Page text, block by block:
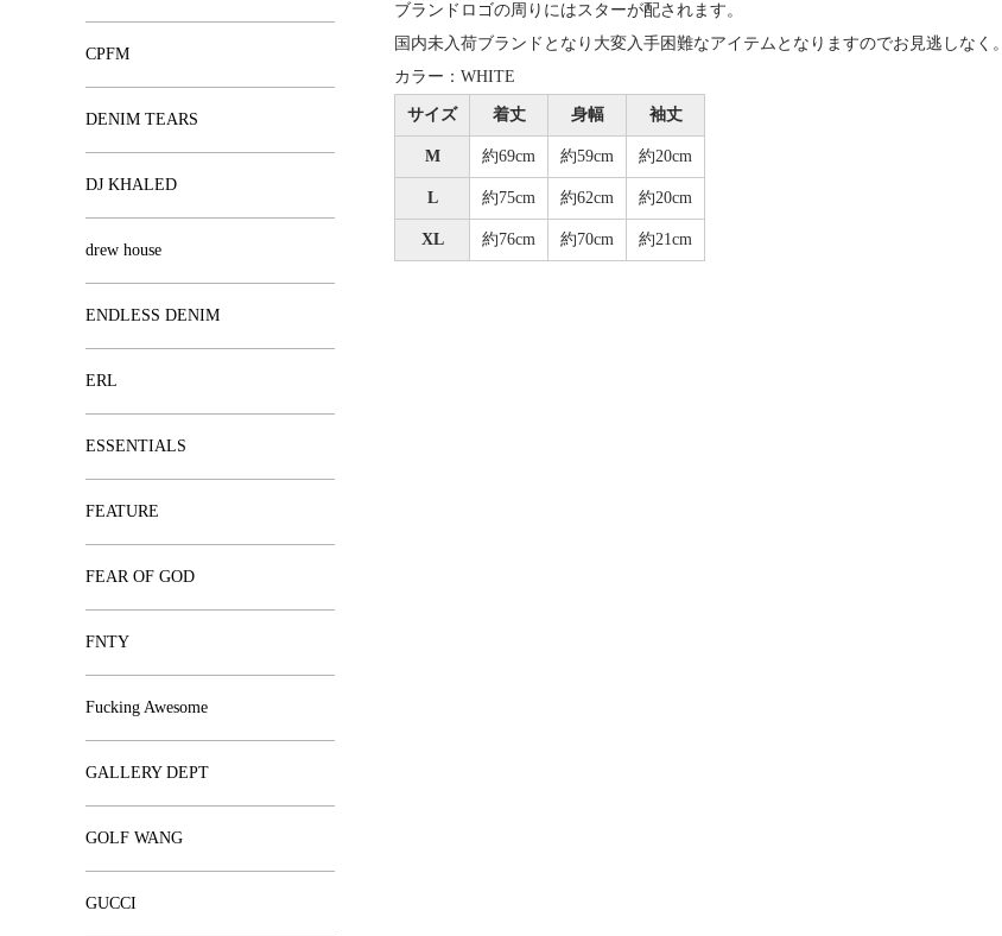
ブランドロゴの周りにはスターが配されます。
国内未入荷ブランドとなり大変入手困難なアイテムとなりますのでお見逃しなく。
カラー：WHITE
サイズ 着丈 身幅 袖丈
M 約69cm 約59cm 約20cm
L 約75cm 約62cm 約20cm
XL 約76cm 約70cm 約21cm
CPFM
DENIM TEARS
DJ KHALED
drew house
ENDLESS DENIM
ERL
ESSENTIALS
FEATURE
FEAR OF GOD
FNTY
Fucking Awesome
GALLERY DEPT
GOLF WANG
GUCCI